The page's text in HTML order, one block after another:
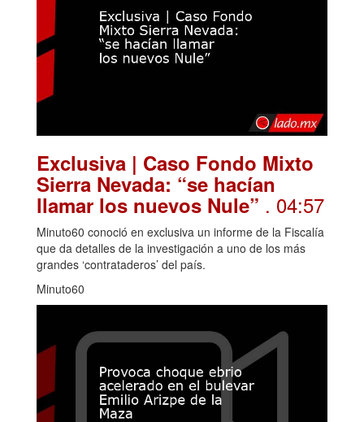
Exclusiva | Caso Fondo Mixto
Sierra Nevada: “se hacían
llamar los nuevos Nule” . 04:57
Minuto60 conoció en exclusiva un informe de la Fiscalía
que da detalles de la investigación a uno de los más
grandes ‘contrataderos’ del país.
Minuto60